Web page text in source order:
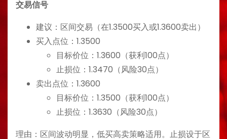
交易信号
建议：区间交易（在1.3500买入或1.3600卖出）
买入点位：1.3500
目标价位：1.3600（获利100点）
止损位：1.3470（风险30点）
卖出点位：1.3600
目标价位：1.3500（获利100点）
止损位：1.3630（风险30点）
理由：区间波动明显，低买高卖策略适用。止损设于区